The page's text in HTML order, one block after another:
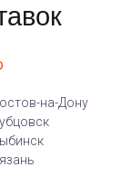
на-Дону